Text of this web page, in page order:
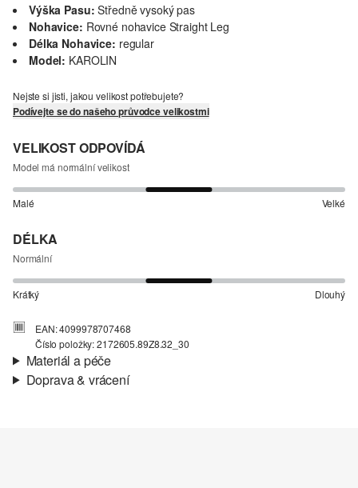
Výška Pasu: Středně vysoký pas
Nohavice: Rovné nohavice Straight Leg
Délka Nohavice: regular
Model: KAROLIN
Nejste si jisti, jakou velikost potřebujete?
Podívejte se do našeho průvodce velikostmi
VELIKOST ODPOVÍDÁ
Model má normální velikost
Malé Velké
DÉLKA
Normální
Krátký Dlouhý
EAN: 4099978707468
Číslo položky: 2172605.89Z8.32_30
Materiál a péče
Doprava & vrácení